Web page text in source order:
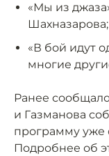
«Мы из
Шахназарова;
«В бой идут
многие
Ранее
и Газманова
программу уже
Подробнее об